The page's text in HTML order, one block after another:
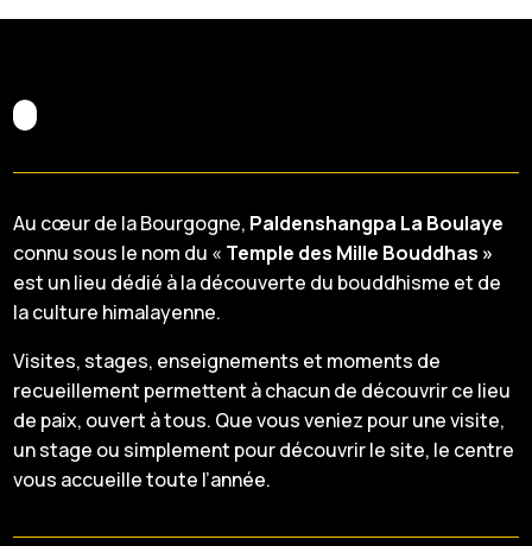
Au cœur de la Bourgogne, Paldenshangpa La Boulaye
connu sous le nom du « Temple des Mille Bouddhas »
est un lieu dédié à la découverte du bouddhisme et de
la culture himalayenne.
Visites, stages, enseignements et moments de
recueillement permettent à chacun de découvrir ce lieu
de paix, ouvert à tous. Que vous veniez pour une visite,
un stage ou simplement pour découvrir le site, le centre
vous accueille toute l’année.